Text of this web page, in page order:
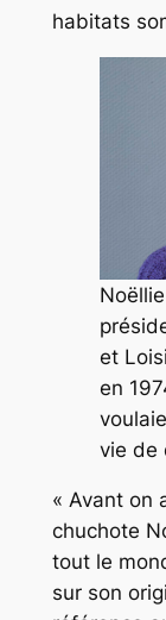
habitats
et
en
vie de
« Avant on
chuchote
tout le
sur son